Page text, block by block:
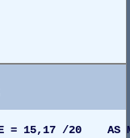
= 15,17 /20 AS